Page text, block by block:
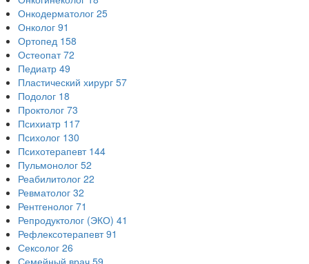
Онкодерматолог 25
Онколог 91
Ортопед 158
Остеопат 72
Педиатр 49
Пластический хирург 57
Подолог 18
Проктолог 73
Психиатр 117
Психолог 130
Психотерапевт 144
Пульмонолог 52
Реабилитолог 22
Ревматолог 32
Рентгенолог 71
Репродуктолог (ЭКО) 41
Рефлексотерапевт 91
Сексолог 26
Семейный врач 59